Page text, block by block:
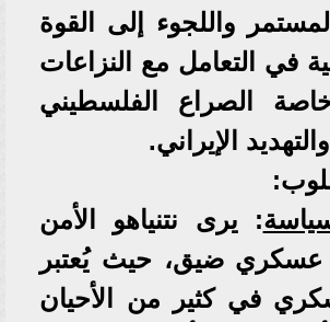
واللجوء إلى القوة
في التعامل مع النزاعات
خاصة الصراع الفلسطيني
الإيراني.
: يرى نتنياهو الأمن
ضيق، حيث يُعتبر
في كثير من الأحيان